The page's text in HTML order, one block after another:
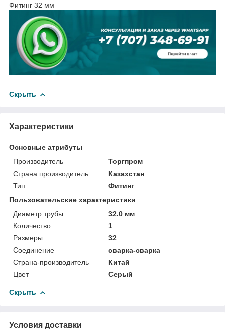
Фитинг 32 мм
Скрыть
Характеристики
Основные атрибуты
Производитель
Торгпром
Страна производитель
Казахстан
Тип
Фитинг
Пользовательские характеристики
Диаметр трубы
32.0 мм
Количество
1
Размеры
32
Соединение
сварка-сварка
Страна-производитель
Китай
Цвет
Серый
Скрыть
Условия доставки